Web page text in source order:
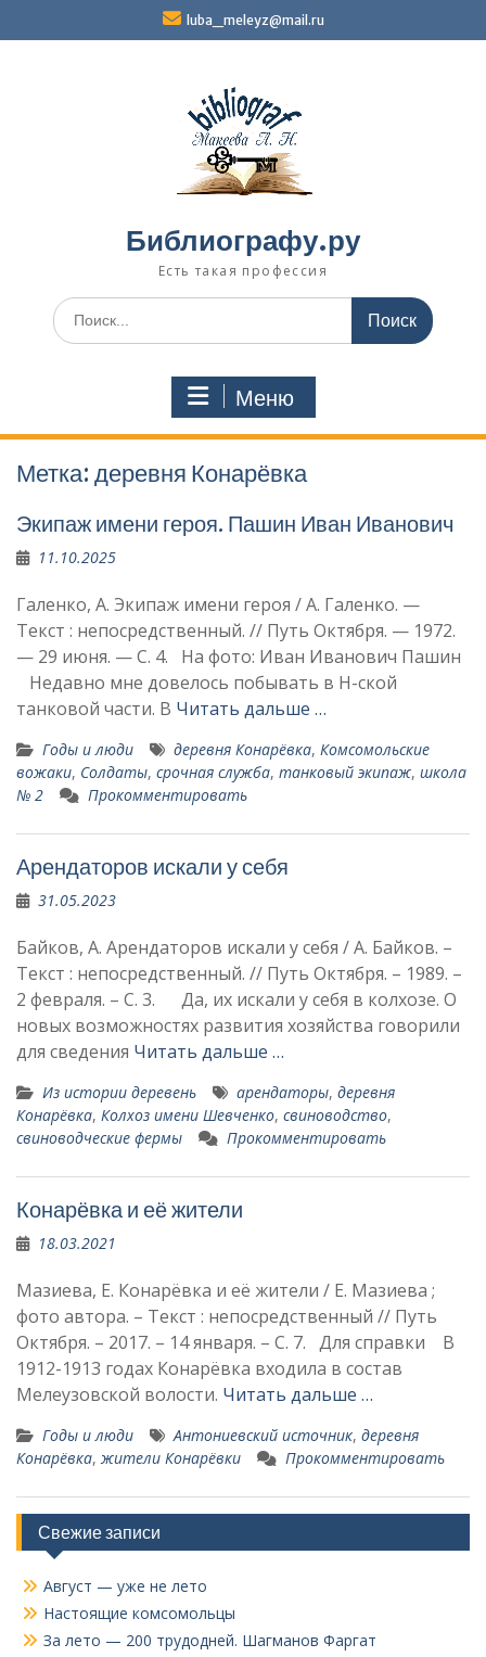
luba_meleyz@mail.ru
Библиографу.ру
Есть такая профессия
Поиск
по:
Меню
Метка: деревня Конарёвка
Экипаж имени героя. Пашин Иван Иванович
11.10.2025
Галенко, А. Экипаж имени героя / А. Галенко. —
Текст : непосредственный. // Путь Октября. — 1972.
— 29 июня. — С. 4. На фото: Иван Иванович Пашин
Недавно мне довелось побывать в Н-ской
танковой части. В Читать дальше …
Годы и люди деревня Конарёвка, Комсомольские
вожаки, Солдаты, срочная служба, танковый экипаж, школа
№ 2
Прокомментировать
Арендаторов искали у себя
31.05.2023
Байков, А. Арендаторов искали у себя / А. Байков. –
Текст : непосредственный. // Путь Октября. – 1989. –
2 февраля. – С. 3. Да, их искали у себя в колхозе. О
новых возможностях развития хозяйства говорили
для сведения Читать дальше …
Из истории деревень арендаторы, деревня
Конарёвка, Колхоз имени Шевченко, свиноводство,
свиноводческие фермы
Прокомментировать
Конарёвка и её жители
18.03.2021
Мазиева, Е. Конарёвка и её жители / Е. Мазиева ;
фото автора. – Текст : непосредственный // Путь
Октября. – 2017. – 14 января. – С. 7. Для справки В
1912-1913 годах Конарёвка входила в со­став
Мелеузовской волости. Читать дальше …
Годы и люди Антониевский источник, деревня
Конарёвка,жители Конарёвки Прокомментировать
Свежие записи
Август — уже не лето
Настоящие комсомольцы
За лето — 200 трудодней. Шагманов Фаргат